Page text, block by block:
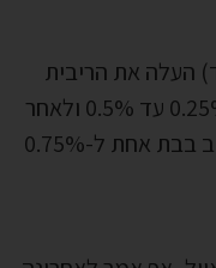
העלה את הריבית
כבר לפני חודשיים תחילה ל-0.25% עד 0.5% ולאחר
מכן, בחודש האחרון, העלה שוב בבת אחת ל-0.75%